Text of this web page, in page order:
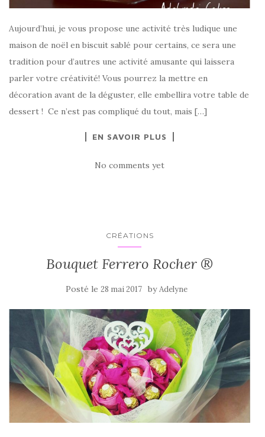
Aujourd’hui, je vous propose une activité très ludique une
maison de noël en biscuit sablé pour certains, ce sera une
tradition pour d’autres une activité amusante qui laissera
parler votre créativité! Vous pourrez la mettre en
décoration avant de la déguster, elle embellira votre table de
dessert ! Ce n’est pas compliqué du tout, mais […]
EN SAVOIR PLUS
No comments yet
CRÉATIONS
Bouquet Ferrero Rocher ®
Posté le 28 mai 2017 byAdelyne